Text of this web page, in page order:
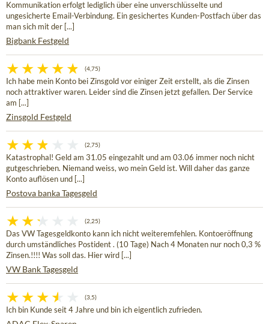
Kommunikation erfolgt lediglich über eine unverschlüsselte und
ungesicherte Email-Verbindung. Ein gesichertes Kunden-Postfach über das
man sich mit der [...]
Bigbank Festgeld
(4,75)
Ich habe mein Konto bei Zinsgold vor einiger Zeit erstellt, als die Zinsen
noch attraktiver waren. Leider sind die Zinsen jetzt gefallen. Der Service
am [...]
Zinsgold Festgeld
(2,75)
Katastrophal! Geld am 31.05 eingezahlt und am 03.06 immer noch nicht
gutgeschrieben. Niemand weiss, wo mein Geld ist. Will daher das ganze
Konto auflösen und [...]
Postova banka Tagesgeld
(2,25)
Das VW Tagesgeldkonto kann ich nicht weiteremfehlen. Kontoeröffnung
durch umständliches Postident . (10 Tage) Nach 4 Monaten nur noch 0,3 %
Zinsen.!!!! Was soll das. Hier wird [...]
VW Bank Tagesgeld
(3,5)
Ich bin Kunde seit 4 Jahre und bin ich eigentlich zufrieden.